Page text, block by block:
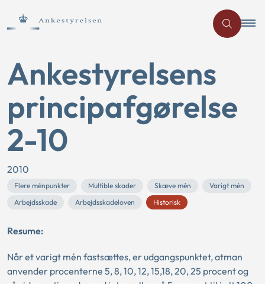
Ankestyrelsens
principafgørelse
2-10
2010
Flere ménpunkter Multible skader Skæve mén
Varigt mén
Arbejdsskade
Arbejdsskadeloven Historisk
Resume:
Når et varigt mén fastsættes, er udgangspunktet, atman
anvender procenterne 5, 8, 10, 12, 15,18, 20, 25 procent og